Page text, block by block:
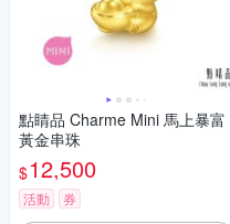
點睛品 Charme Mini 馬上暴富
黃金串珠
$12,500
活動 券